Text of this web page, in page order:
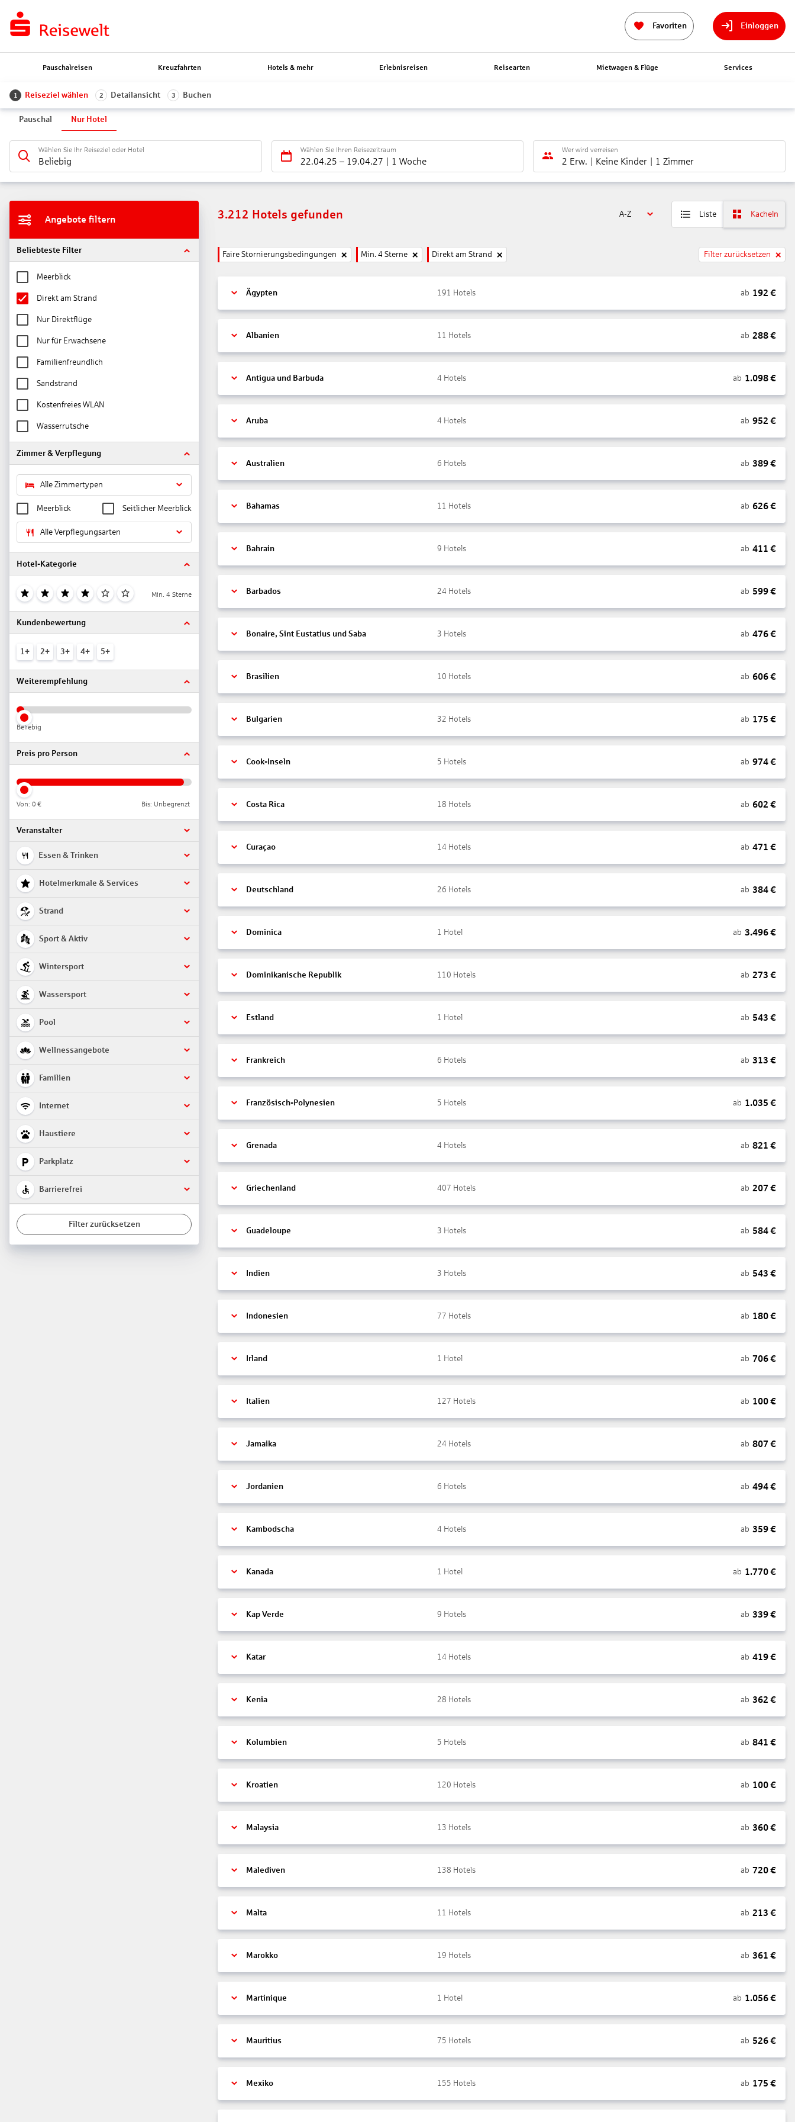
Favoriten Einloggen
Pauschalreisen Kreuzfahrten Hotels & mehr Erlebnisreisen Reisearten Mietwagen & Flüge Services
1 Reiseziel wählen 2 Detailansicht 3 Buchen
Pauschal Nur Hotel
Wählen Sie Ihr Reiseziel oder Hotel
Beliebig
Wählen Sie Ihren Reisezeitraum
22.04.25 – 19.04.27 1 Woche
Wer wird verreisen
2 Erw. Keine Kinder 1 Zimmer
Angebote filtern
Beliebteste Filter
Meerblick
Direkt am Strand
Nur Direktflüge
Nur für Erwachsene
Familienfreundlich
Sandstrand
Kostenfreies WLAN
Wasserrutsche
Zimmer & Verpflegung
Alle Zimmertypen
Meerblick Seitlicher Meerblick
Alle Verpflegungsarten
Hotel-Kategorie
Min. 4 Sterne
Kundenbewertung
1+ 2+ 3+ 4+ 5+
Weiterempfehlung
Beliebig
Preis pro Person
Von: 0 € Bis: Unbegrenzt
Veranstalter
Essen & Trinken
Hotelmerkmale & Services
Strand
Sport & Aktiv
Wintersport
Wassersport
Pool
Wellnessangebote
Familien
Internet
Haustiere
Parkplatz
Barrierefrei
Filter zurücksetzen
3.212 Hotels gefunden A-Z Liste Kacheln
Faire Stornierungsbedingungen Min. 4 Sterne Direkt am Strand Filter zurücksetzen
Ägypten 191 Hotels ab 192 €
Albanien 11 Hotels ab 288€
Antigua und Barbuda 4 Hotels ab 1.098€
Aruba 4 Hotels ab 952 €
Australien 6 Hotels ab 389€
Bahamas 11 Hotels ab 626€
Bahrain 9 Hotels ab 411 €
Barbados 24 Hotels ab 599€
Bonaire, Sint Eustatius und Saba 3 Hotels ab 476€
Brasilien 10 Hotels ab 606€
Bulgarien 32 Hotels ab 175 €
Cook-Inseln 5 Hotels ab 974€
Costa Rica 18 Hotels ab 602 €
Curaçao 14 Hotels ab 471 €
Deutschland 26 Hotels ab 384€
Dominica 1 Hotel ab 3.496€
Dominikanische Republik 110 Hotels ab 273 €
Estland 1 Hotel ab 543 €
Frankreich 6 Hotels ab 313 €
Französisch-Polynesien 5 Hotels ab 1.035 €
Grenada 4 Hotels ab 821 €
Griechenland 407 Hotels ab 207 €
Guadeloupe 3 Hotels ab 584€
Indien 3 Hotels ab 543 €
Indonesien 77 Hotels ab 180€
Irland 1 Hotel ab 706€
Italien 127 Hotels ab 100€
Jamaika 24 Hotels ab 807 €
Jordanien 6 Hotels ab 494€
Kambodscha 4 Hotels ab 359€
Kanada 1 Hotel ab 1.770€
Kap Verde 9 Hotels ab 339€
Katar 14 Hotels ab 419€
Kenia 28 Hotels ab 362 €
Kolumbien 5 Hotels ab 841 €
Kroatien 120 Hotels ab 100€
Malaysia 13 Hotels ab 360€
Malediven 138 Hotels ab 720€
Malta 11 Hotels ab 213 €
Marokko 19 Hotels ab 361 €
Martinique 1 Hotel ab 1.056€
Mauritius 75 Hotels ab 526€
Mexiko 155 Hotels ab 175 €